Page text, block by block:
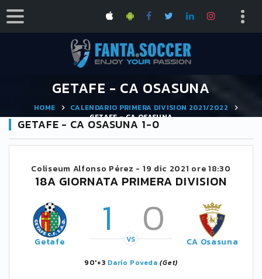
GETAFE - CA OSASUNA
HOME
CALENDARIO PRIMERA DIVISION 2021/2022
GETAFE - CA OSASUNA
GETAFE - CA OSASUNA 1-0
Coliseum Alfonso Pérez - 19 dic 2021 ore 18:30
18A GIORNATA PRIMERA DIVISION
Getafe 1 0
VS CA Osasuna
90'+3 Darío Poveda (Get)